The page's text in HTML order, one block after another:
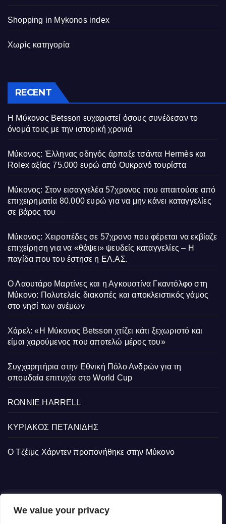
We value your privacy
Shopping in Mykonos index
Χωρίς κατηγορία
RECENT
Η Μύκονος Betsson ευχαριστεί όσους συνέδεσαν το
όνομά τους με την ιστορική χρονιά
Μύκονος: Έλληνας οδηγός άρπαξε τσάντα Hermès και
Rolex αξίας 75.000 ευρώ από Ουκρανό τουρίστα
Μύκονος: Στον εισαγγελέα 57χρονος που απαιτούσε από
επιχειρηματία 80.000 ευρώ για να μην κάνει καταγγελίες
σε βάρος του
Μύκονος: Χειροπέδες σε 57χρονο που φέρεται να εκβίαζε
επιχείρηση για να «θάψει» ψευδείς καταγγελίες – Η
παγίδα που του έστησε η ΕΛ.ΑΣ.
Ο Λαουτάρο Μαρτίνες και η Αγκουστίνα Γκαντόλφο στη
Μύκονο: Πολυτελείς διακοπές και αποκλειστικός γάμος
στο νησί των ανέμων
Χάρελ: «Η Μύκονος Betsson χτίζει κάτι ξεχωριστό και
είμαι χαρούμενος που αποτελώ μέρος του»
Συγχαρητήρια στην Εθνική Πόλο Ανδρών για τη
σπουδαία επιτυχία στο World Cup
RONNIE HARRELL
ΚΥΡΙΑΚΟΣ ΠΕΤΑΝΙΔΗΣ
Ο Τζέιμς Χάρντεν προπονήθηκε στην Μύκονο